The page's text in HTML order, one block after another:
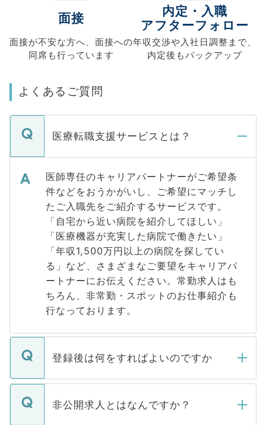
面接
面接が不安な方へ、 面接への
同席も行っています
内定・入職
アフターフォロー
年収交渉や入社日調整まで、
内定後もバックアップ
よくあるご質問
医療転職支援サービスとは？
医師専任のキャリアパートナーがご希望条
件などをおうかがいし、ご希望にマッチし
たご入職先をご紹介するサービスです。
「自宅から近い病院を紹介してほしい」
「医療機器が充実した病院で働きたい」
「年収1,500万円以上の病院を探してい
る」など、さまざまなご要望をキャリアパ
ートナーにお伝えください。常勤求人はも
ちろん、非常勤・スポットのお仕事紹介も
行なっております。
登録後は何をすればよいのですか
ご登録いただきましたら、弊社担当者がご
登録内容を確認し、その後メールもしくは
非公開求人とはなんですか？